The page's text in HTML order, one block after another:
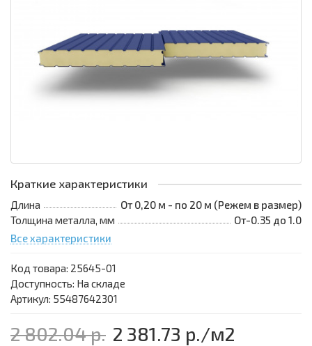
Краткие характеристики
Длина
От 0,20 м - по 20 м (Режем в размер)
Толщина металла, мм
От-0.35 до 1.0
Все характеристики
Код товара: 25645-01
Доступность: На складе
Артикул: 55487642301
2 802.04 р. 2 381.73 р./м2